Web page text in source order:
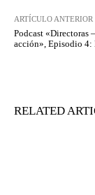
ARTÍCULO ANTERIOR
Podcast «Directoras
acción», Episodio 4:
RELATED